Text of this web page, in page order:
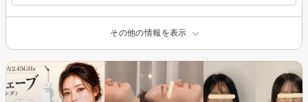
その他の情報を表示